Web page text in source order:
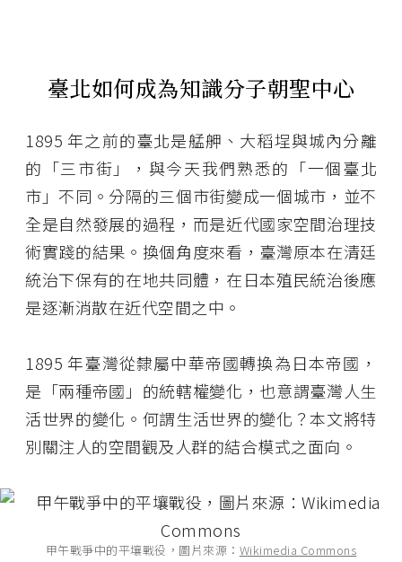
臺北如何成為知識分子朝聖中心
1895 年之前的臺北是艋舺、大稻埕與城內分離
的「三市街」，與今天我們熟悉的「一個臺北
市」不同。分隔的三個市街變成一個城市，並不
全是自然發展的過程，而是近代國家空間治理技
術實踐的結果。換個角度來看，臺灣原本在清廷
統治下保有的在地共同體，在日本殖民統治後應
是逐漸消散在近代空間之中。
1895 年臺灣從隸屬中華帝國轉換為日本帝國，
是「兩種帝國」的統轄權變化，也意謂臺灣人生
活世界的變化。何謂生活世界的變化？本文將特
別關注人的空間觀及人群的結合模式之面向。
甲午戰爭中的平壤戰役，圖片來源： Wikimedia Commons